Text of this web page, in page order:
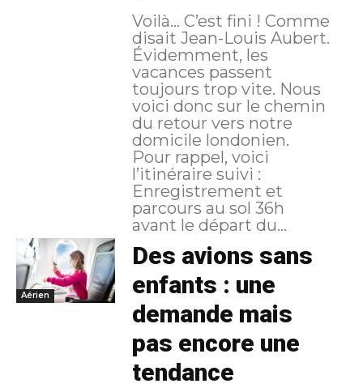
Voilà… C’est fini ! Comme
disait Jean-Louis Aubert.
Évidemment, les
vacances passent
toujours trop vite. Nous
voici donc sur le chemin
du retour vers notre
domicile londonien.
Pour rappel, voici
l’itinéraire suivi :
Enregistrement et
parcours au sol 36h
avant le départ du...
Aérien
Des avions sans
enfants : une
demande mais
pas encore une
tendance